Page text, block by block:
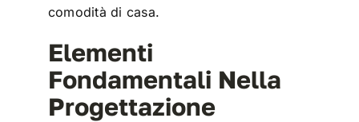
comodità di casa.
Elementi
Fondamentali Nella
Progettazione